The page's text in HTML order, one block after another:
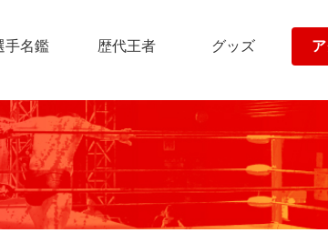
手名鑑 歴代王者 グッズ